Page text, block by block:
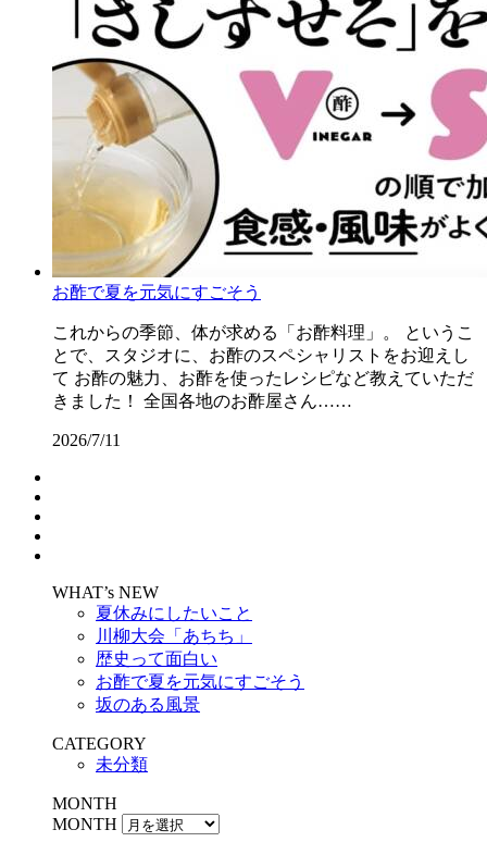
お酢で夏を元気にすごそう
これからの季節、体が求める「お酢料理」。 というこ
とで、スタジオに、お酢のスペシャリストをお迎えし
て お酢の魅力、お酢を使ったレシピなど教えていただ
きました！ 全国各地のお酢屋さん……
2026/7/11
WHAT’s NEW
夏休みにしたいこと
川柳大会「あちち」
歴史って面白い
お酢で夏を元気にすごそう
坂のある風景
CATEGORY
未分類
MONTH
MONTH